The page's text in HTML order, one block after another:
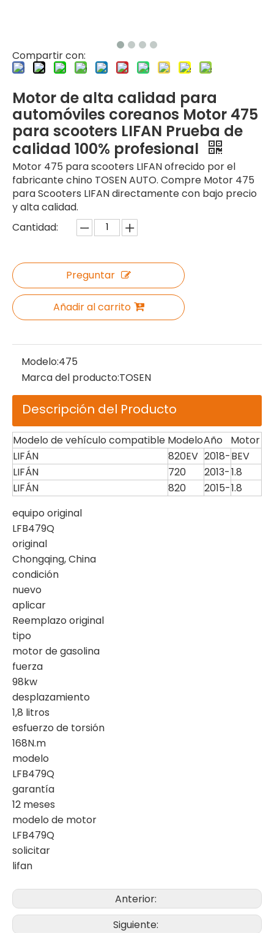
Compartir con:
Motor de alta calidad para
automóviles coreanos Motor 475
para scooters LIFAN Prueba de
calidad 100% profesional
Motor 475 para scooters LIFAN ofrecido por el
fabricante chino TOSEN AUTO. Compre Motor 475
para Scooters LIFAN directamente con bajo precio
y alta calidad.
Cantidad:
Preguntar
Añadir al carrito
Modelo:475
Marca del producto:TOSEN
Descripción del Producto
Modelo de vehículo compatible ModeloAño
Motor
LIFÁN
820EV 2018-BEV
LIFÁN
720 2013-1.8
LIFÁN
820 2015-1.8
equipo original
LFB479Q
original
Chongqing, China
condición
nuevo
aplicar
Reemplazo original
tipo
motor de gasolina
fuerza
98kw
desplazamiento
1,8 litros
esfuerzo de torsión
168N.m
modelo
LFB479Q
garantía
12 meses
modelo de motor
LFB479Q
solicitar
lifan
Anterior:
Siguiente: